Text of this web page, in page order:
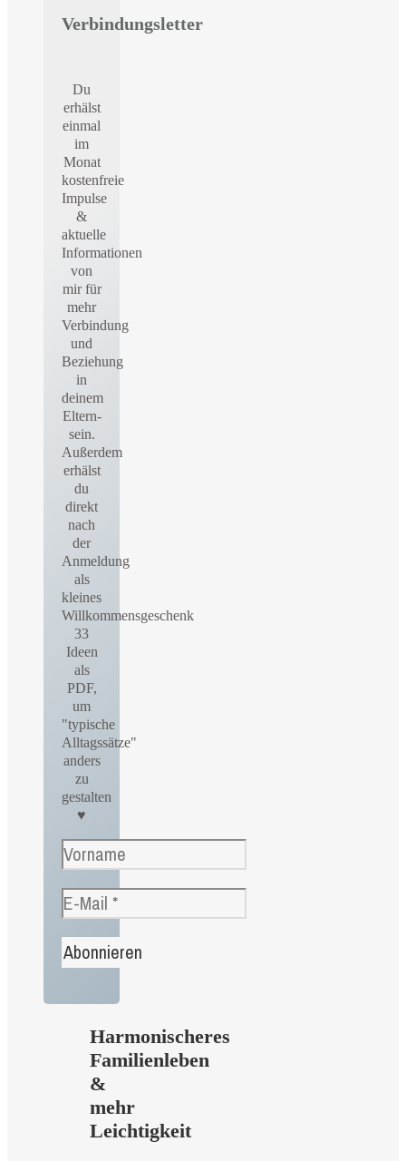
Verbindungsletter
Du
erhälst
einmal
im
Monat
kostenfreie
Impulse
&
aktuelle
Informationen
von
mir für
mehr
Verbindung
und
Beziehung
in
deinem
Eltern-
sein.
Außerdem
erhälst
du
direkt
nach
der
Anmeldung
als
kleines
Willkommensgeschenk
33
Ideen
als
PDF,
um
"typische
Alltagssätze"
anders
zu
gestalten
♥
Harmonischeres
Familienleben
&
mehr
Leichtigkeit